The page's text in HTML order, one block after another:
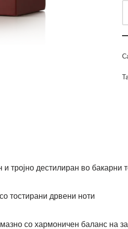
тројно дестилиран во бакарни
тостирани дрвени ноти
со хармоничен баланс на